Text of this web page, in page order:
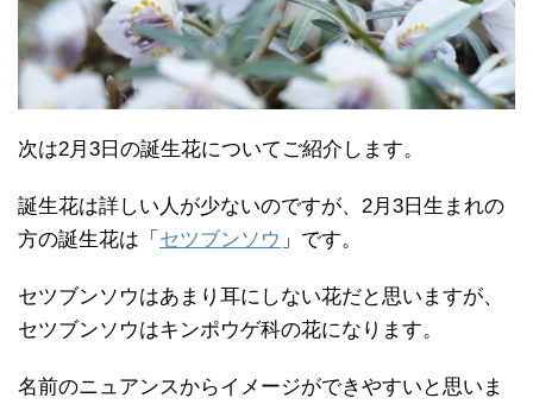
次は2月3日の誕生花についてご紹介します。
誕生花は詳しい人が少ないのですが、2月3日生まれの
方の誕生花は「 セツブンソウ 」です。
セツブンソウはあまり耳にしない花だと思いますが、
セツブンソウはキンポウゲ科の花になります。
名前のニュアンスからイメージができやすいと思いま